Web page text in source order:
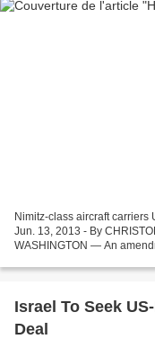
Nimitz-class aircraft carriers
Jun. 13, 2013 - By
WASHINGTON — An
Israel To Seek
Deal